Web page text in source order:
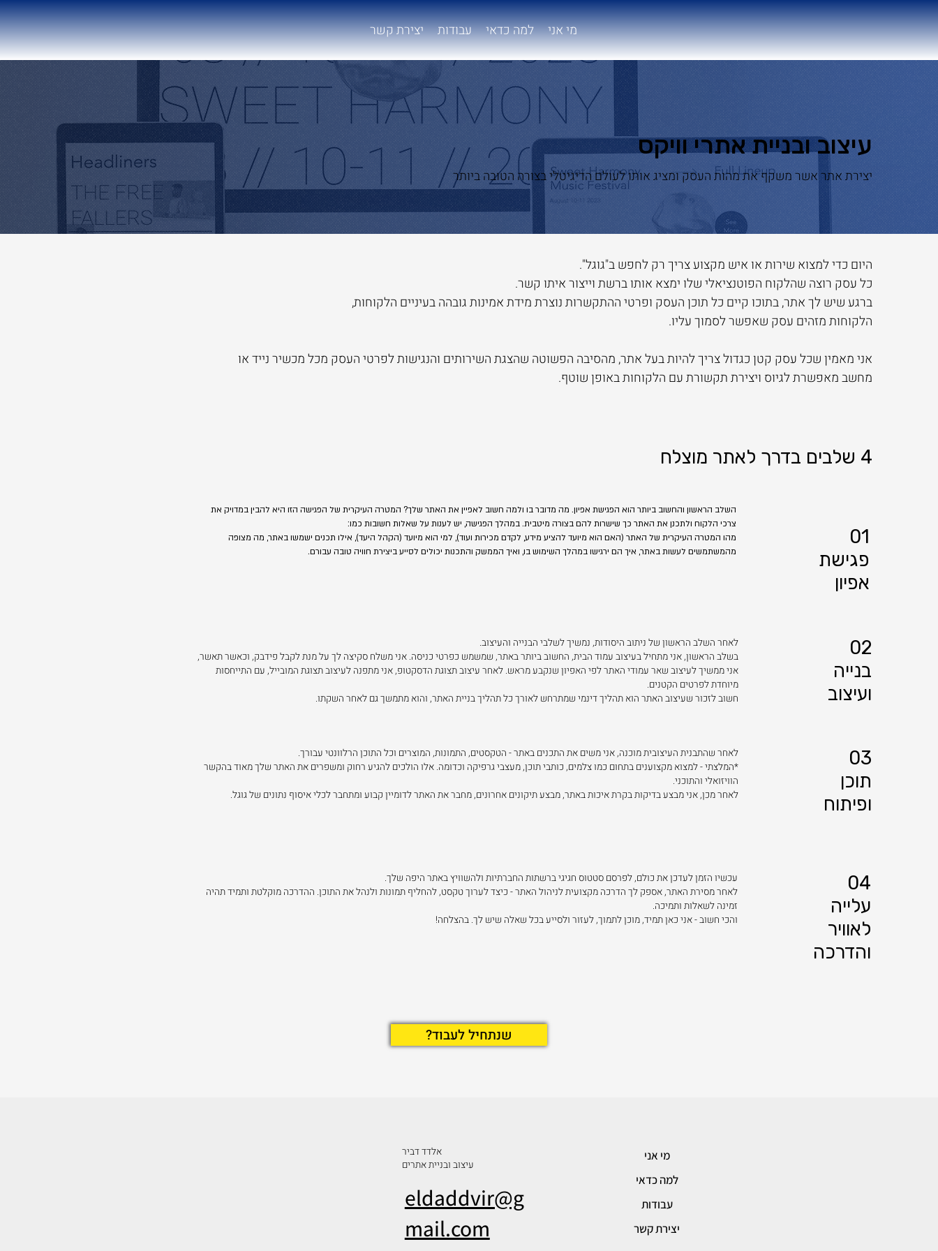
מי אני למה כדאי עבודות יצירת קשר
יצירת אתר אשר משקף את מהות העסק ומציג אותו לעולם הדיגיטלי בצורה הטובה ביותר
עיצוב ובניית אתרי וויקס
4 שלבים בדרך לאתר מוצלח
היום כדי למצוא שירות או איש מקצוע צריך רק לחפש ב"גוגל".
כל עסק רוצה שהלקוח הפוטנציאלי שלו ימצא אותו ברשת וייצור איתו קשר.
ברגע שיש לך אתר, בתוכו קיים כל תוכן העסק ופרטי ההתקשרות נוצרת מידת אמינות גובהה בעיניים הלקוחות,
הלקוחות מזהים עסק שאפשר לסמוך עליו.
אני מאמין שכל עסק קטן כגדול צריך להיות בעל אתר, מהסיבה הפשוטה שהצגת השירותים והנגישות לפרטי העסק מכל מכשיר נייד או
מחשב מאפשרת לגיוס ויצירת תקשורת עם הלקוחות באופן שוטף.
השלב הראשון והחשוב ביותר הוא הפגישת אפיון. מה מדובר בו ולמה חשוב לאפיין את האתר שלך? המטרה העיקרית של הפגישה הזו היא להבין במדויק את
צרכי הלקוח ולתכנן את האתר כך שישרות להם בצורה מיטבית. במהלך הפגישה, יש לענות על שאלות חשובות כמו:
מהו המטרה העיקרית של האתר (האם הוא מיועד להציע מידע, לקדם מכירות ועוד), למי הוא מיועד (הקהל היעד), אילו תכנים ישמשו באתר, מה מצופה
מהמשתמשים לעשות באתר, איך הם ירגישו במהלך השימוש בו, ואיך הממשק והתכנות יכולים לסייע ביצירת חוויה טובה עבורם.
01
פגישת
אפיון
לאחר השלב הראשון של ניתוב היסודות, נמשיך לשלבי הבנייה והעיצוב.
בשלב הראשון, אני מתחיל בעיצוב עמוד הבית, החשוב ביותר באתר, שמשמש כפרטי כניסה. אני משלח סקיצה לך על מנת לקבל פידבק, וכאשר תאשר,
אני ממשיך לעיצוב שאר עמודי האתר לפי האפיון שנקבע מראש. לאחר עיצוב תצוגת הדסקטופ, אני מתפנה לעיצוב תצוגת המובייל, עם התייחסות
מיוחדת לפרטים הקטנים.
חשוב לזכור שעיצוב האתר הוא תהליך דינמי שמתרחש לאורך כל תהליך בניית האתר, והוא מתמשך גם לאחר השקתו.
02
בנייה
ועיצוב
לאחר שהתבנית העיצובית מוכנה, אני משים את התכנים באתר - הטקסטים, התמונות, המוצרים וכל התוכן הרלוונטי עבורך.
*המלצתי - למצוא מקצוענים בתחום כמו צלמים, כותבי תוכן, מעצבי גרפיקה וכדומה. אלו הולכים להגיע רחוק ומשפרים את האתר שלך מאוד בהקשר
הוויזואלי והתוכני.
לאחר מכן, אני מבצע בדיקות בקרת איכות באתר, מבצע תיקונים אחרונים, מחבר את האתר לדומיין קבוע ומתחבר לכלי איסוף נתונים של גוגל.
03
תוכן
ופיתוח
עכשיו הזמן לעדכן את כולם, לפרסם סטטוס חגיגי ברשתות החברתיות ולהשוויץ באתר היפה שלך.
לאחר מסירת האתר, אספק לך הדרכה מקצועית לניהול האתר - כיצד לערוך טקסט, להחליף תמונות ולנהל את התוכן. ההדרכה מוקלטת ותמיד תהיה
זמינה לשאלות ותמיכה.
והכי חשוב - אני כאן תמיד, מוכן לתמוך, לעזור ולסייע בכל שאלה שיש לך. בהצלחה!
04
עלייה
לאוויר
והדרכה
?שנתחיל לעבוד
אלדד דביר
עיצוב ובניית אתרים
eldaddvir@g
mail.com
מי אני
למה כדאי
עבודות
יצירת קשר